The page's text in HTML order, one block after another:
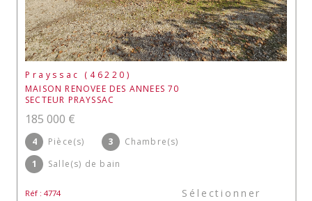
Prayssac (46220)
MAISON RENOVEE DES ANNEES 70
SECTEUR PRAYSSAC
185 000 €
4 Pièce(s) 3
Chambre(s)
1
Salle(s) de bain
Réf : 4774 Sélectionner